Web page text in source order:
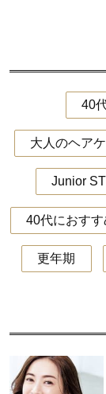
40
大人のヘア
Junior
更年期